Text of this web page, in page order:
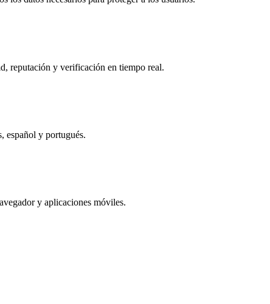
reputación y verificación en tiempo real.
español y portugués.
y aplicaciones móviles.